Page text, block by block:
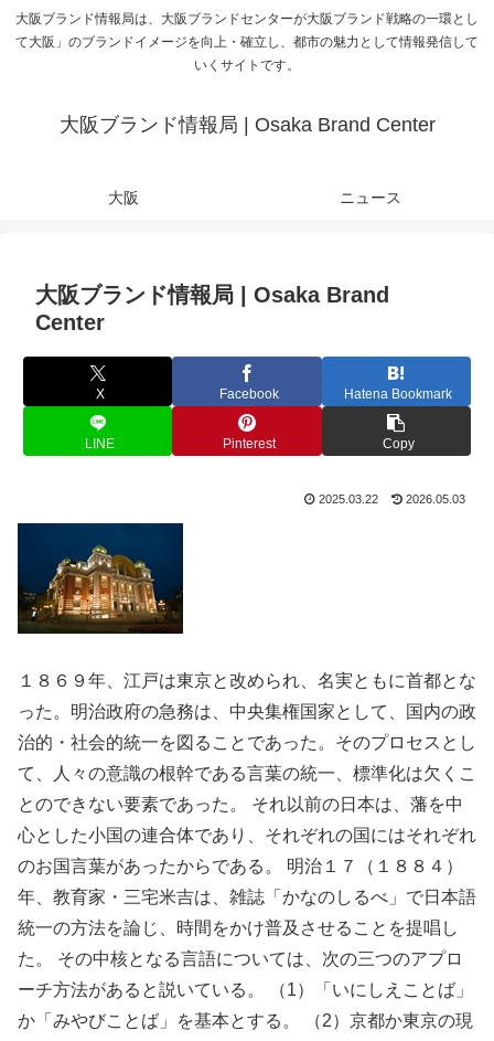
大阪ブランド情報局は、大阪ブランドセンターが大阪ブランド戦略の一環とし
て大阪」のブランドイメージを向上・確立し、都市の魅力として情報発信して
いくサイトです。
大阪ブランド情報局 | Osaka Brand Center
大阪 ニュース
大阪ブランド情報局 | Osaka Brand
Center
X Facebook Hatena Bookmark
LINE Pinterest Copy
2025.03.22 2026.05.03
１８６９年、江戸は東京と改められ、名実ともに首都とな
った。明治政府の急務は、中央集権国家として、国内の政
治的・社会的統一を図ることであった。そのプロセスとし
て、人々の意識の根幹である言葉の統一、標準化は欠くこ
とのできない要素であった。 それ以前の日本は、藩を中
心とした小国の連合体であり、それぞれの国にはそれぞれ
のお国言葉があったからである。 明治１７（１８８４）
年、教育家・三宅米吉は、雑誌「かなのしるべ」で日本語
統一の方法を論じ、時間をかけ普及させることを提唱し
た。 その中核となる言語については、次の三つのアプロ
ーチ方法があると説いている。 （1）「いにしえことば」
か「みやびことば」を基本とする。 （2）京都か東京の現